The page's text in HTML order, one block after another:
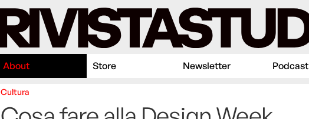
About Store Newsletter Podcast
Cultura